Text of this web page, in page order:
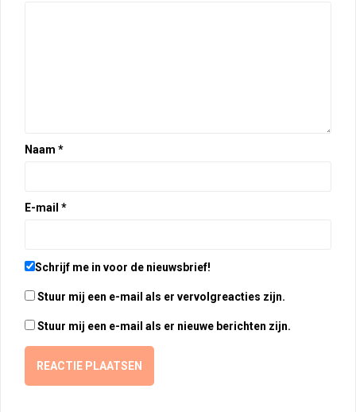
Naam *
E-mail *
Schrijf me in voor de nieuwsbrief!
Stuur mij een e-mail als er vervolgreacties zijn.
Stuur mij een e-mail als er nieuwe berichten zijn.